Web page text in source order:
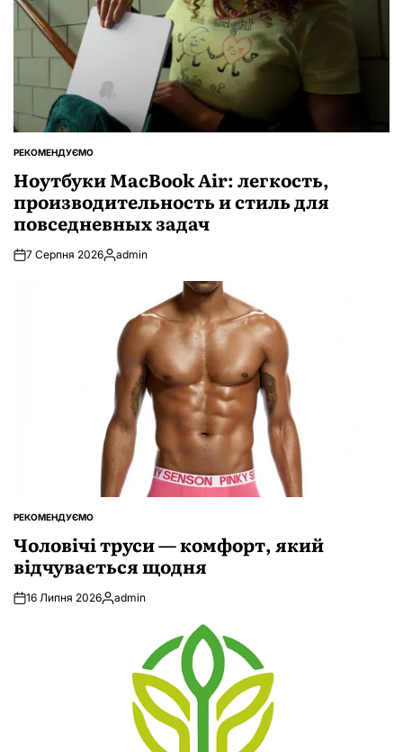
ОПУБЛІКУВАТИ
РЕКОМЕНДУЄМО
Ноутбуки MacBook Air: легкость,
производительность и стиль для
повседневных задач
7 Серпня 2026Опубліковано
admin
ОПУБЛІКУВАТИ
РЕКОМЕНДУЄМО
Чоловічі труси — комфорт, який
відчувається щодня
16 Липня 2026Опубліковано
admin